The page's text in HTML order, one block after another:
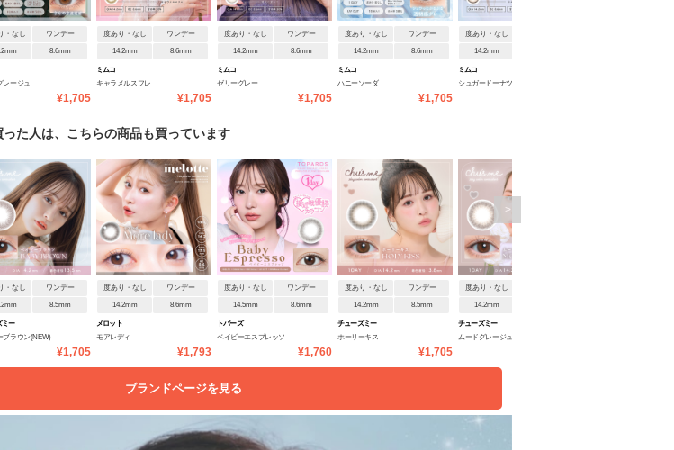
・なし ワンデー
8.6mm
レージュ
¥1,705
度あり・なし ワンデー
14.2mm 8.6mm
ミムコ
キャラメルスフレ
¥1,705
度あり・なし ワンデー
14.2mm 8.6mm
ミムコ
ゼリーグレー
¥1,705
度あり・なし ワンデー
14.2mm 8.6mm
ミムコ
ハニーソーダ
¥1,705
度あり・なし
14.2mm
ミムコ
シュガードーナツ
た人は、こちらの商品も買っています
・なし ワンデー
8.5mm
ミー
ブラウン(NEW)
¥1,705
度あり・なし ワンデー
14.2mm 8.6mm
メロット
モアレディ
¥1,793
度あり・なし ワンデー
14.5mm 8.6mm
トパーズ
ベイビーエスプレッソ
¥1,760
度あり・なし ワンデー
14.2mm 8.5mm
チューズミー
ホーリーキス
¥1,705
度あり・なし
14.2mm
チューズミー
ムードグレージュ
>
ブランドページを見る